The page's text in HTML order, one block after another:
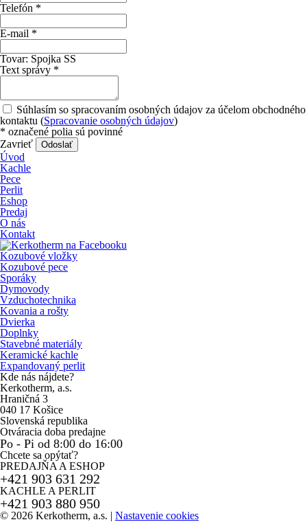
Telefón *
E-mail *
Tovar: Spojka SS
Text správy *
Súhlasím so spracovaním osobných údajov za účelom obchodného
kontaktu (Spracovanie osobných údajov)
* označené polia sú povinné
Zavrieť
Odoslať
Úvod
Kachle
Pece
Perlit
Eshop
Predaj
O nás
Kontakt
Kozubové vložky
Kozubové pece
Sporáky
Dymovody
Vzduchotechnika
Kovania a rošty
Dvierka
Doplnky
Stavebné materiály
Keramické kachle
Expandovaný perlit
Kde nás nájdete?
Kerkotherm, a.s.
Hraničná 3
040 17 Košice
Slovenská republika
Otváracia doba predajne
Po - Pi od 8:00 do 16:00
Chcete sa opýtať?
PREDAJŇA A ESHOP
+421 903 631 292
KACHLE A PERLIT
+421 903 880 950
© 2026 Kerkotherm, a.s. | Nastavenie cookies